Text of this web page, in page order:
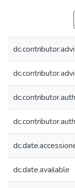
dc.date.available